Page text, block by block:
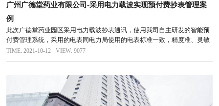
广州广德堂药业有限公司-采用电力载波实现预付费抄表管理案
例
此次广德堂药业园区采用电力载波抄表通讯，使用我司自主研发的智能预
付费管理系统，采用的电表同电力局使用的电表标准一致，精度准、灵敏
度高，为了适应智能电网和新能源的使用
TIME: 2021-10-12 VIEW: 9077